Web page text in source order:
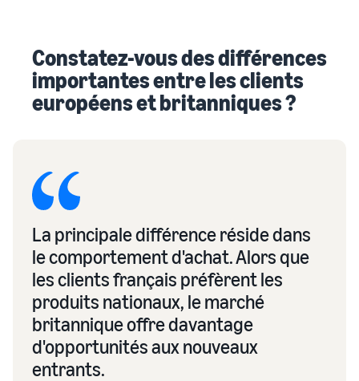
Constatez-vous des différences
importantes entre les clients
européens et britanniques ?
La principale différence réside dans
le comportement d'achat. Alors que
les clients français préfèrent les
produits nationaux, le marché
britannique offre davantage
d'opportunités aux nouveaux
entrants.